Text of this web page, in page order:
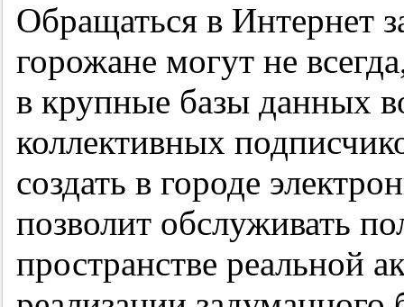
Обращаться в Интернет
горожане могут не
в крупные базы данных
коллективных
создать в городе
позволит обслуживать
пространстве реальной